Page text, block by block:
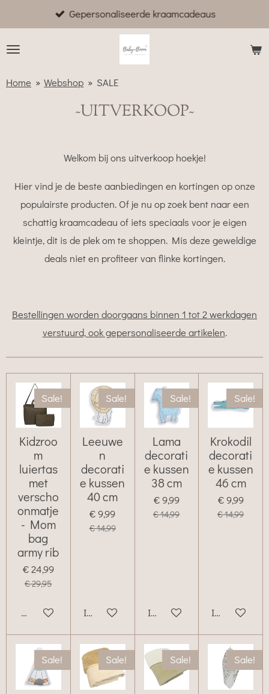
direct
naar
hoofdinhoud
Gepersonaliseerde kraamcadeaus
Home » Webshop » SALE
~UITVERKOOP~
Welkom bij ons uitverkoop hoekje!
Hier vind je de beste aanbiedingen en kortingen op onze
populairste producten. Of je nu op zoek bent naar een
schattig kraamcadeau of iets speciaals voor je eigen
kleintje, dit is de plek om te shoppen. Mis deze geweldige
deals niet en profiteer van flinke kortingen.
Bestellingen worden doorgaans binnen 1 tot 2 werkdagen
verstuurd, ook gepersonaliseerde artikelen.
Sale!
Kidzroo
m
luiertas
met
verscho
onmatje
- Mom
bag
army rib
€ 24,99
€ 29,95
Bekijk details
Sale!
Leeuwe
n
decorati
e kussen
40 cm
€ 9,99
€ 14,99
In winkelwagen
Sale!
Lama
decorati
e kussen
38 cm
€ 9,99
€ 14,99
In winkelwagen
Sale!
Krokodil
decorati
e kussen
46 cm
€ 9,99
€ 14,99
In
Sale! Sale! Sale! Sale!